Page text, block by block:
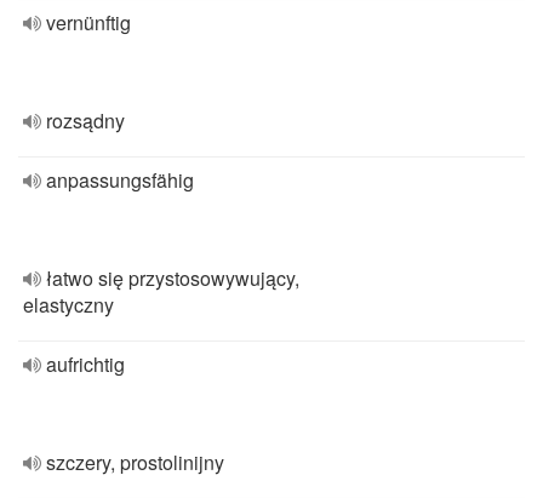
vernünftig
rozsądny
anpassungsfähig
łatwo się przystosowywujący,
elastyczny
aufrichtig
szczery, prostolinijny